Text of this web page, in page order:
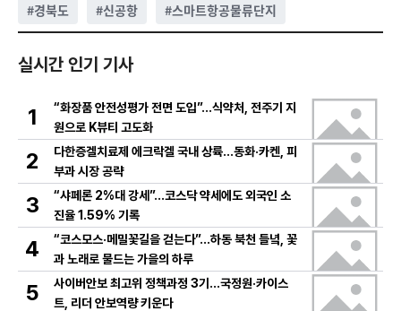
#경북도 #신공항 #스마트항공물류단지
실시간 인기 기사
1
“화장품 안전성평가 전면 도입”…식약처, 전주기 지
원으로 K뷰티 고도화
2
다한증겔치료제 에크락겔 국내 상륙…동화·카켄, 피
부과 시장 공략
3
“샤페론 2%대 강세”…코스닥 약세에도 외국인 소
진율 1.59% 기록
4
“코스모스·메밀꽃길을 걷는다”…하동 북천 들녘, 꽃
과 노래로 물드는 가을의 하루
5
사이버안보 최고위 정책과정 3기…국정원·카이스
트, 리더 안보역량 키운다